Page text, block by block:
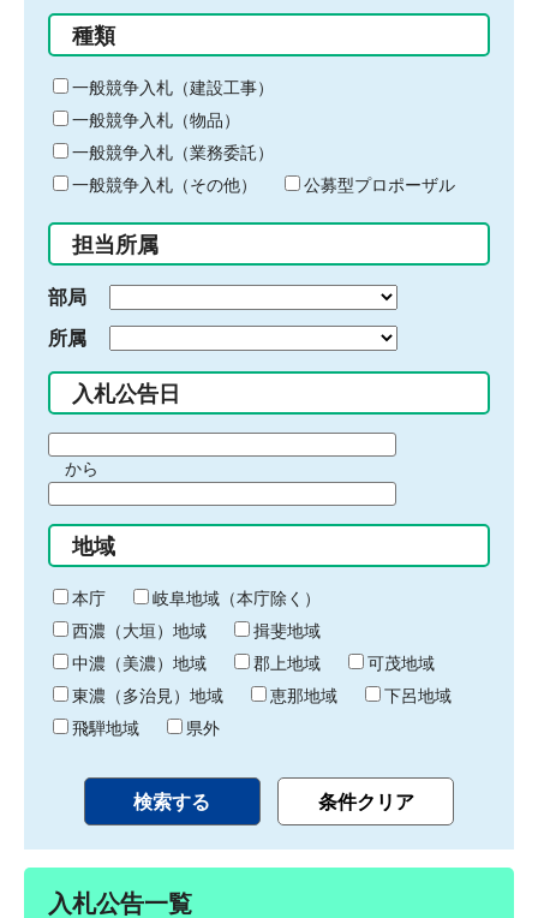
る
キ
ー
ワ
ー
ド
入
力
種類
一般競争入札（建設工事）
一般競争入札（物品）
一般競争入札（業務委託）
一般競争入札（その他）
公募型プロポーザル
担当所属
部局
所属
入札公告日
間
始
り
から
間
終
わ
り
地域
本庁
岐阜地域（本庁除く）
西濃（大垣）地域
揖斐地域
中濃（美濃）地域
郡上地域
可茂地域
東濃（多治見）地域
恵那地域
下呂地域
飛騨地域
県外
入札公告一覧